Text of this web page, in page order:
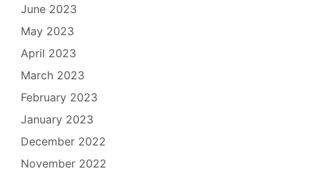
June 2023
May 2023
April 2023
March 2023
February 2023
January 2023
December 2022
November 2022